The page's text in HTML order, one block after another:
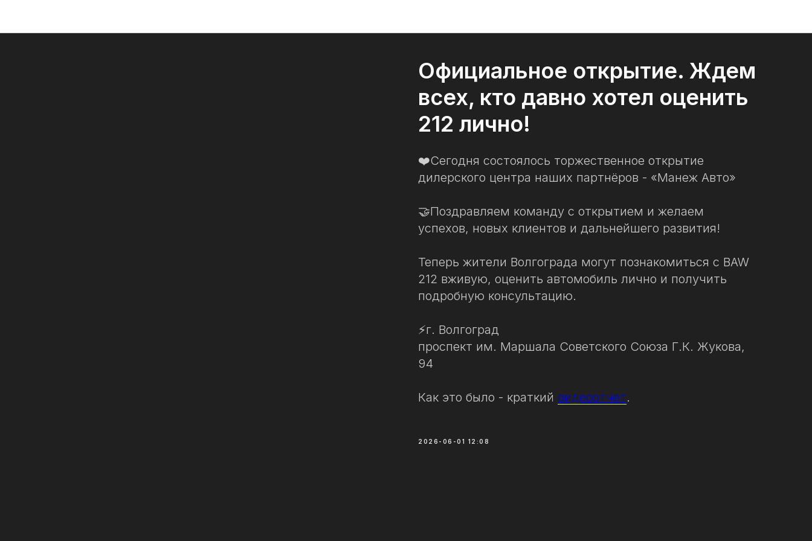
Официальное открытие. Ждем
всех, кто давно хотел оценить
212 лично!
❤️Сегодня состоялось торжественное открытие
дилерского центра наших партнёров - «Манеж Авто»
🤝Поздравляем команду с открытием и желаем
успехов, новых клиентов и дальнейшего развития!
Теперь жители Волгограда могут познакомиться с BAW
212 вживую, оценить автомобиль лично и получить
подробную консультацию.
⚡️г. Волгоград
проспект им. Маршала Советского Союза Г.К. Жукова,
94
Как это было - краткий видеоотчет.
2026-06-01 12:08